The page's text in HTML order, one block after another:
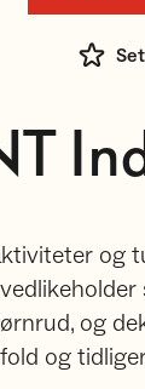
og
og
og